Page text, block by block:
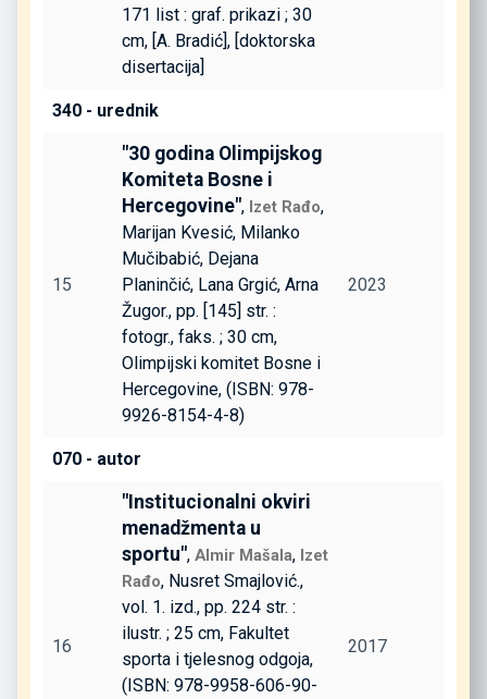
171 list : graf. prikazi ; 30
cm, [A. Bradić], [doktorska
disertacija]
340 - urednik
15
"30 godina Olimpijskog
Komiteta Bosne i
Hercegovine", Izet Rađo,
Marijan Kvesić, Milanko
Mučibabić, Dejana
Planinčić, Lana Grgić, Arna
Žugor., pp. [145] str. :
fotogr., faks. ; 30 cm,
Olimpijski komitet Bosne i
Hercegovine, (ISBN: 978-
9926-8154-4-8)
2023
070 - autor
16
"Institucionalni okviri
menadžmenta u
sportu", Almir Mašala, Izet
Rađo, Nusret Smajlović.,
vol. 1. izd., pp. 224 str. :
ilustr. ; 25 cm, Fakultet
sporta i tjelesnog odgoja,
(ISBN: 978-9958-606-90-
2017